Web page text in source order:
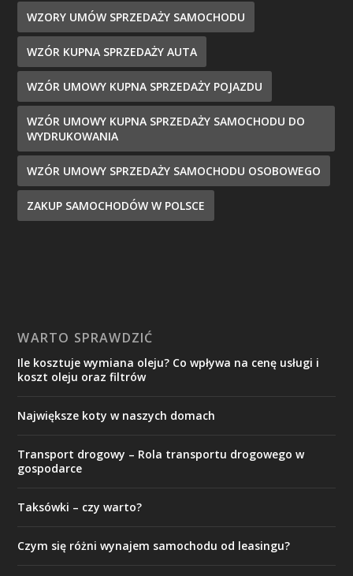
WZORY UMÓW SPRZEDAŻY SAMOCHODU
WZÓR KUPNA SPRZEDAŻY AUTA
WZÓR UMOWY KUPNA SPRZEDAŻY POJAZDU
WZÓR UMOWY KUPNA SPRZEDAŻY SAMOCHODU DO
WYDRUKOWANIA
WZÓR UMOWY SPRZEDAŻY SAMOCHODU OSOBOWEGO
ZAKUP SAMOCHODÓW W POLSCE
WARTO SPRAWDZIĆ
Ile kosztuje wymiana oleju? Co wpływa na cenę usługi i
koszt oleju oraz filtrów
Największe koty w naszych domach
Transport drogowy – Rola transportu drogowego w
gospodarce
Taksówki – czy warto?
Czym się różni wynajem samochodu od leasingu?